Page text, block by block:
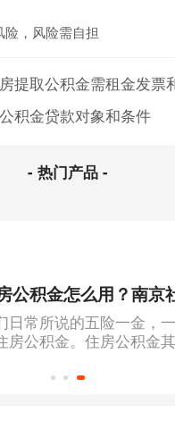
，风险需自担
提取公积金需租金发票
积金贷款对象和条件
- 热门产品 -
日常所说的五险一金，
房公积金。住房公积金
在买房的时候提取使用